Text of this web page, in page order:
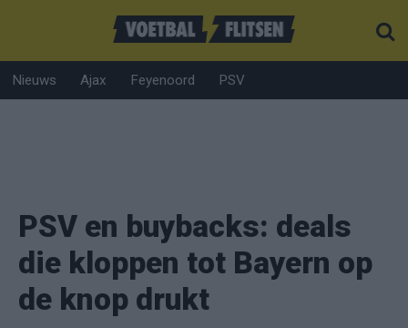
Nieuws Ajax Feyenoord PSV
PSV en buybacks: deals
die kloppen tot Bayern op
de knop drukt